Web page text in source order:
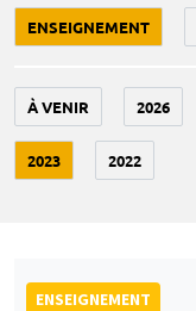
ENSEIGNEMENT
À VENIR 2026
2023 2022
ENSEIGNEMENT